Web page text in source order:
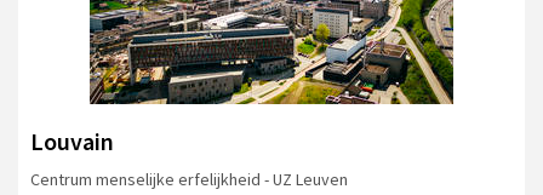
Louvain
Centrum menselijke erfelijkheid - UZ Leuven